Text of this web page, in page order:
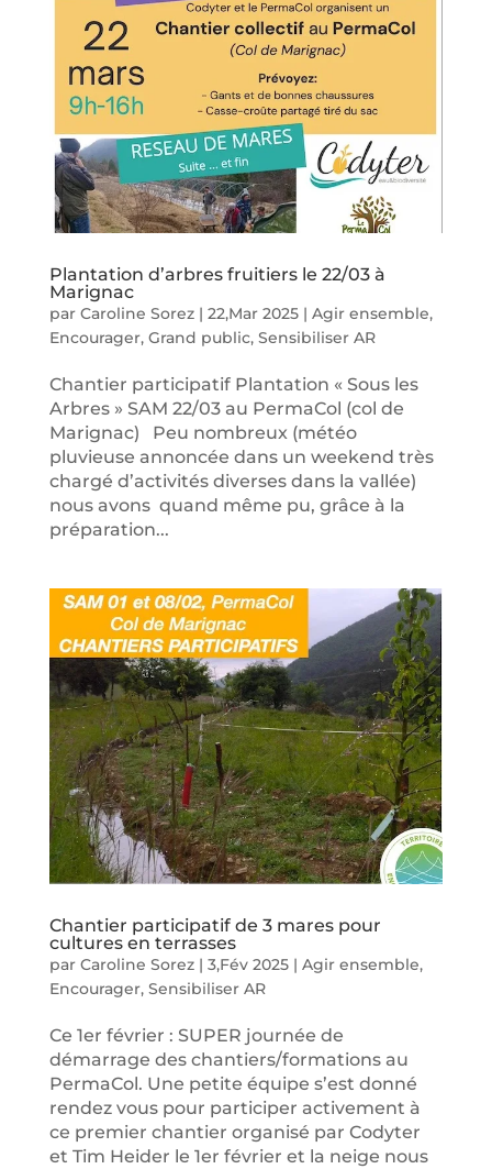
Plantation d’arbres fruitiers le 22/03 à
Marignac
par Caroline Sorez| 22,Mar 2025| Agir ensemble,
Encourager, Grand public, Sensibiliser AR
Chantier participatif Plantation « Sous les
Arbres » SAM 22/03 au PermaCol (col de
Marignac) Peu nombreux (météo
pluvieuse annoncée dans un weekend très
chargé d’activités diverses dans la vallée)
nous avons quand même pu, grâce à la
préparation...
Chantier participatif de 3 mares pour
cultures en terrasses
par Caroline Sorez| 3,Fév 2025| Agir ensemble,
Encourager, Sensibiliser AR
Ce 1er février : SUPER journée de
démarrage des chantiers/formations au
PermaCol. Une petite équipe s’est donné
rendez vous pour participer activement à
ce premier chantier organisé par Codyter
et Tim Heider le 1er février et la neige nous